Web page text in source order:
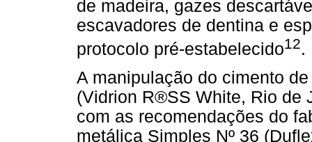
de madeira, gazes
escavadores de dentina e
protocolo pré-estabelecido12.
A manipulação do cimento
(Vidrion R®SS White, Rio de
com as recomendações do
metálica Simples Nº 36